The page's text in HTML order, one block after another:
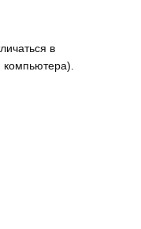
в
компьютера).